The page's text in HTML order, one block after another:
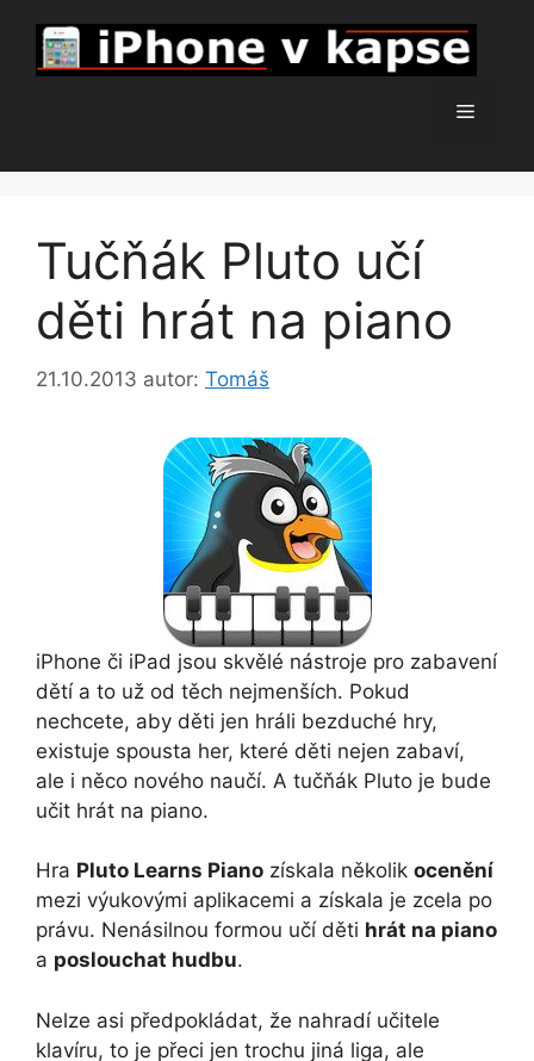
obsah
Menu
Tučňák Pluto učí
děti hrát na piano
21.10.2013 autor: Tomáš
iPhone či iPad jsou skvělé nástroje pro zabavení
dětí a to už od těch nejmenších. Pokud
nechcete, aby děti jen hráli bezduché hry,
existuje spousta her, které děti nejen zabaví,
ale i něco nového naučí. A tučňák Pluto je bude
učit hrát na piano.
Hra Pluto Learns Piano získala několik ocenění
mezi výukovými aplikacemi a získala je zcela po
právu. Nenásilnou formou učí děti hrát na piano
a poslouchat hudbu.
Nelze asi předpokládat, že nahradí učitele
klavíru, to je přeci jen trochu jiná liga, ale